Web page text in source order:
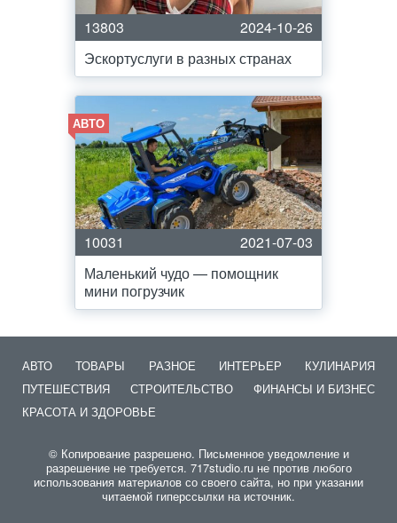
13803
2024-10-26
Эскортуслуги в разных странах
АВТО
10031
2021-07-03
Маленький чудо — помощник
мини погрузчик
АВТО ТОВАРЫ РАЗНОЕ ИНТЕРЬЕР
КУЛИНАРИЯ
ПУТЕШЕСТВИЯ
СТРОИТЕЛЬСТВО
ФИНАНСЫ И БИЗНЕС
КРАСОТА И ЗДОРОВЬЕ
© Копирование разрешено. Письменное уведомление и
разрешение не требуется. 717studio.ru не против любого
использования материалов со своего сайта, но при указании
читаемой гиперссылки на источник.